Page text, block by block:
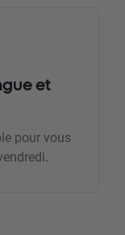
et
pour vous